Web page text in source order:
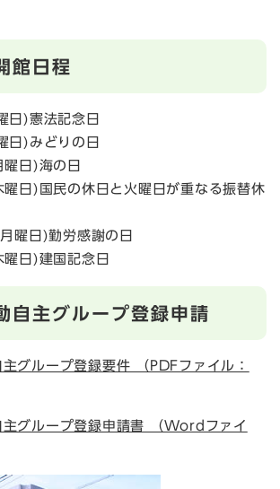
館日程
日)憲法記念日
日)みどりの日
日)海の日
日)国民の休日と火曜日が重なる振替休
曜日)勤労感謝の日
日)建国記念日
自主グループ登録申請
グループ登録要件 （PDFファイル：
主グループ登録申請書 （Wordファイ